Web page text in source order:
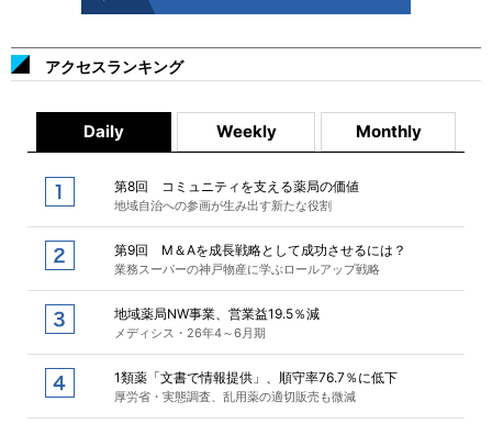
アクセスランキング
Daily Weekly Monthly
第8回 コミュニティを支える薬局の価値
地域自治への参画が生み出す新たな役割
第9回 M＆Aを成長戦略として成功させるには？
業務スーパーの神戸物産に学ぶロールアップ戦略
地域薬局NW事業、営業益19.5％減
メディシス・26年4～6月期
1類薬「文書で情報提供」、順守率76.7％に低下
厚労省・実態調査、乱用薬の適切販売も微減